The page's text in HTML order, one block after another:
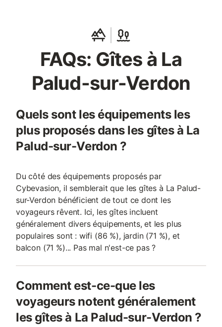
FAQs: Gîtes à La
Palud-sur-Verdon
Quels sont les équipements les
plus proposés dans les gîtes à La
Palud-sur-Verdon ?
Du côté des équipements proposés par
Cybevasion, il semblerait que les gîtes à La Palud-
sur-Verdon bénéficient de tout ce dont les
voyageurs rêvent. Ici, les gîtes incluent
généralement divers équipements, et les plus
populaires sont : wifi (86 %), jardin (71 %), et
balcon (71 %)... Pas mal n'est-ce pas ?
Comment est-ce-que les
voyageurs notent généralement
les gîtes à La Palud-sur-Verdon ?